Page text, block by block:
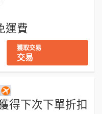
運費
獲取交易
交易
得下次下單折扣